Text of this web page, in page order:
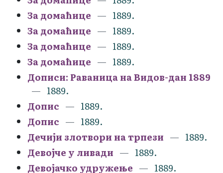
За домаћице
1889.
За домаћице
1889.
За домаћице
1889.
За домаћице
1889.
Дописи: Раваница на Видов-дан 1889
1889.
Допис
1889.
Допис
1889.
Дечији злотвори на трпези
1889.
Девојче у ливади
1889.
Девојачко удружење
1889.